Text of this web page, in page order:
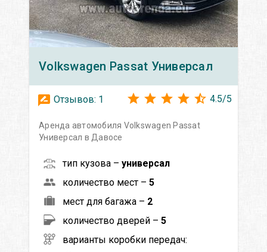
Volkswagen Passat Универсал
Отзывов: 1 4.5/5
Аренда автомобиля Volkswagen Passat
Универсал в Давосе
тип кузова – универсал
количество мест – 5
мест для багажа – 2
количество дверей – 5
варианты коробки передач: